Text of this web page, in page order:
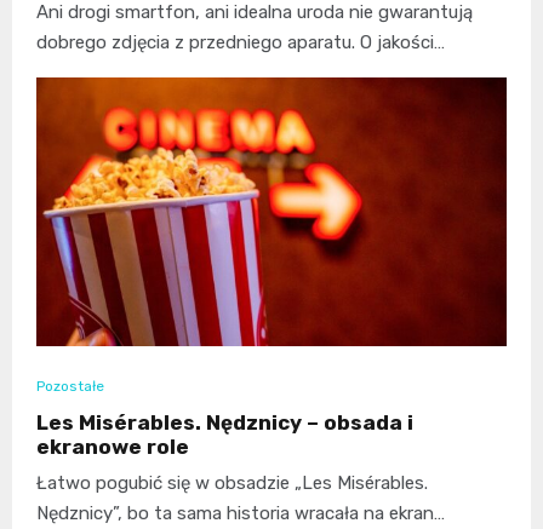
Ani drogi smartfon, ani idealna uroda nie gwarantują
dobrego zdjęcia z przedniego aparatu. O jakości…
Pozostałe
Les Misérables. Nędznicy – obsada i
ekranowe role
Łatwo pogubić się w obsadzie „Les Misérables.
Nędznicy”, bo ta sama historia wracała na ekran…